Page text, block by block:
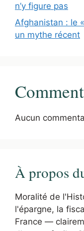
n’y figure pas
Afghanistan : le
un mythe récent
Aucun
À propos
Moralité de
l'épargne, la
France —